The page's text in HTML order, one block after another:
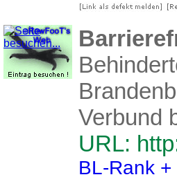
Verbund
URL:
BL-Rank